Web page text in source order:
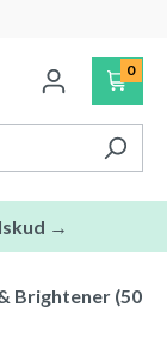
0
→
Brightener (50